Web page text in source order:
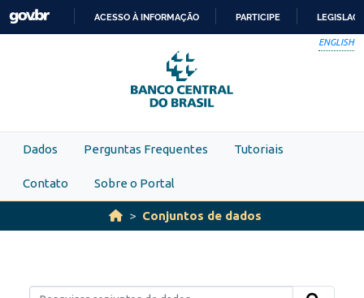
Skip to main content
PARA
O
CONTEÚDO
ACESSO À INFORMAÇÃO PARTICIPE
ENGLISH
Dados Perguntas Frequentes Tutoriais
Contato Sobre o Portal
Conjuntos de dados